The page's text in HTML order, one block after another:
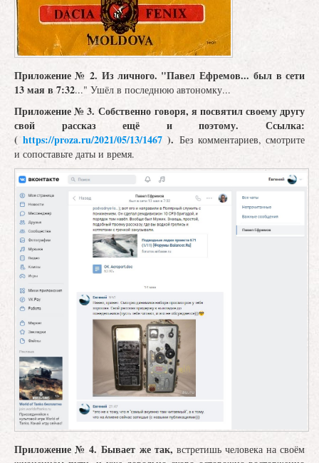
Приложение № 2. Из личного. "Павел Ефремов... был в сети
13 мая в 7:32..." Ушёл в последнюю автономку...
Приложение № 3. Собственно говоря, я посвятил своему другу
свой рассказ ещё и поэтому. Ссылка:
(https://proza.ru/2021/05/13/1467 ). Без комментариев, смотрите
и сопоставьте даты и время.
Приложение № 4. Бывает же так, встретишь человека на своём